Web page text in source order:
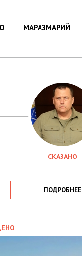
МАРАЗМАРИЙ
СКАЗАНО
ПОДРОБНЕЕ